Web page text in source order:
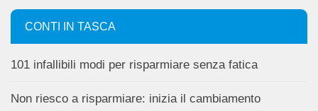
CONTI IN TASCA
101 infallibili modi per risparmiare senza fatica
Non riesco a risparmiare: inizia il cambiamento